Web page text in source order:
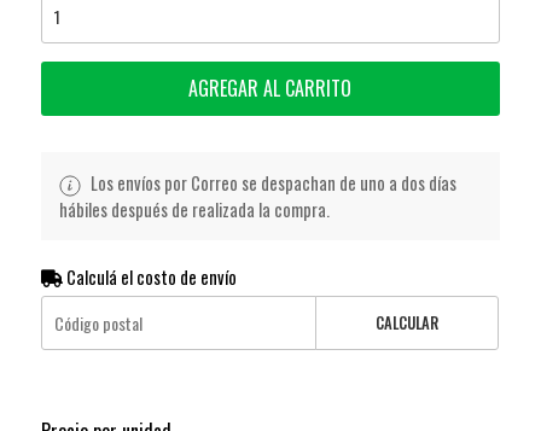
AGREGAR AL CARRITO
Los envíos por Correo se despachan de uno a dos días
hábiles después de realizada la compra.
Calculá el costo de envío
CALCULAR